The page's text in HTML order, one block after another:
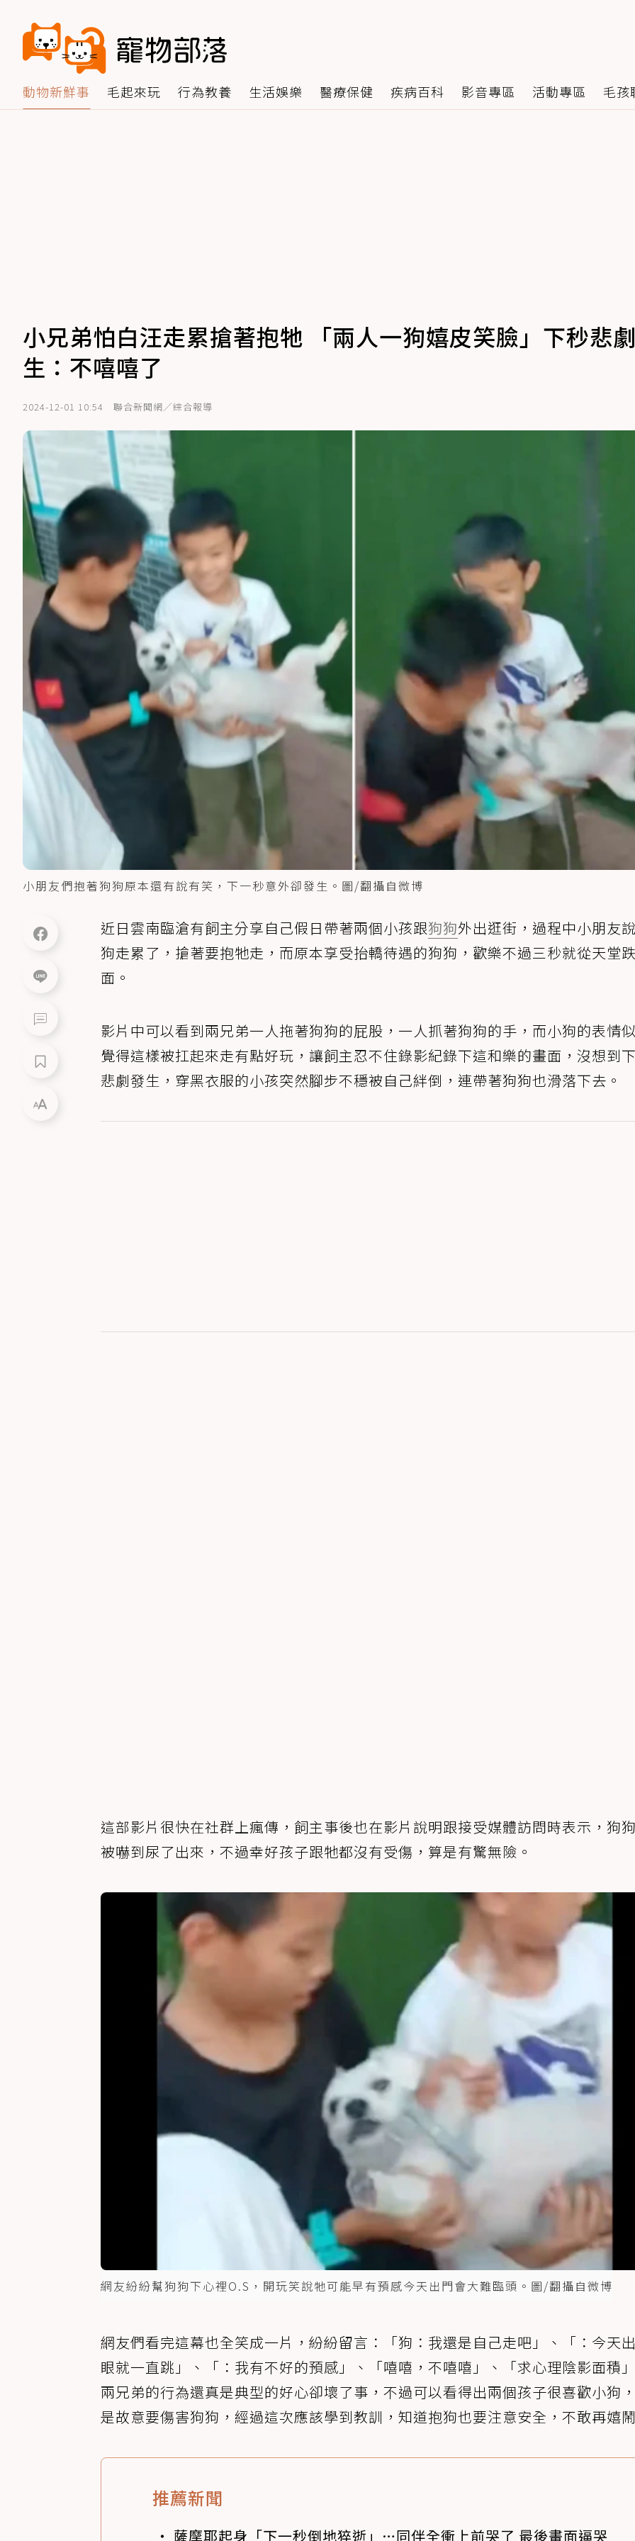
動物新鮮事 毛起來玩 行為教養 生活娛樂 醫療保健 疾病百科 影音專區 活動專區 毛孩
小兄弟怕白汪走累搶著抱牠 「兩人一狗嬉皮笑臉」下秒悲
生：不嘻嘻了
2024-12-01 10:54 聯合新聞網／綜合報導
小朋友們抱著狗狗原本還有說有笑，下一秒意外卻發生。圖/翻攝自微博
近日雲南臨滄有飼主分享自己假日帶著兩個小孩跟狗狗外出逛街，過程中小朋友
狗走累了，搶著要抱牠走，而原本享受抬轎待遇的狗狗，歡樂不過三秒就從天堂
面。
影片中可以看到兩兄弟一人拖著狗狗的屁股，一人抓著狗狗的手，而小狗的表情
覺得這樣被扛起來走有點好玩，讓飼主忍不住錄影紀錄下這和樂的畫面，沒想到
悲劇發生，穿黑衣服的小孩突然腳步不穩被自己絆倒，連帶著狗狗也滑落下去。
這部影片很快在社群上瘋傳，飼主事後也在影片說明跟接受媒體訪問時表示，狗
被嚇到尿了出來，不過幸好孩子跟牠都沒有受傷，算是有驚無險。
網友紛紛幫狗狗下心裡O.S，開玩笑說牠可能早有預感今天出門會大難臨頭。圖/翻攝自微博
網友們看完這幕也全笑成一片，紛紛留言：「狗：我還是自己走吧」、「：今天
眼就一直跳」、「：我有不好的預感」、「嘻嘻，不嘻嘻」、「求心理陰影面積
兩兄弟的行為還真是典型的好心卻壞了事，不過可以看得出兩個孩子很喜歡小狗
是故意要傷害狗狗，經過這次應該學到教訓，知道抱狗也要注意安全，不敢再嬉
推薦新聞
薩摩耶起身「下一秒倒地猝逝」…同伴全衝上前哭了 最後畫面逼哭